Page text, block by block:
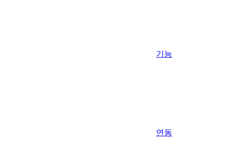
기능
연동